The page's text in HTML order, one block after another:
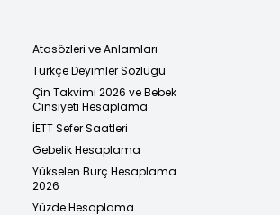
Atasözleri ve Anlamları
Türkçe Deyimler Sözlüğü
Çin Takvimi 2026 ve Bebek
Cinsiyeti Hesaplama
İETT Sefer Saatleri
Gebelik Hesaplama
Yükselen Burç Hesaplama
2026
Yüzde Hesaplama